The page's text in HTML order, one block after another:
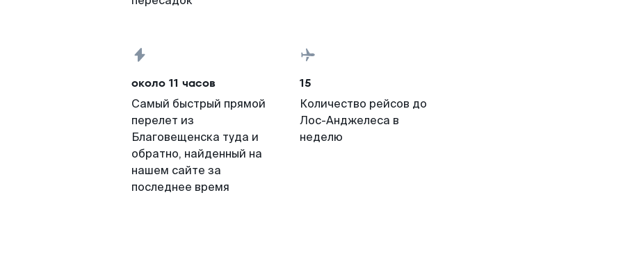
около 11 часов
Самый быстрый прямой
перелет из
Благовещенска туда и
обратно, найденный на
нашем сайте за
последнее время
15
Количество рейсов до
Лос-Анджелеса в
неделю